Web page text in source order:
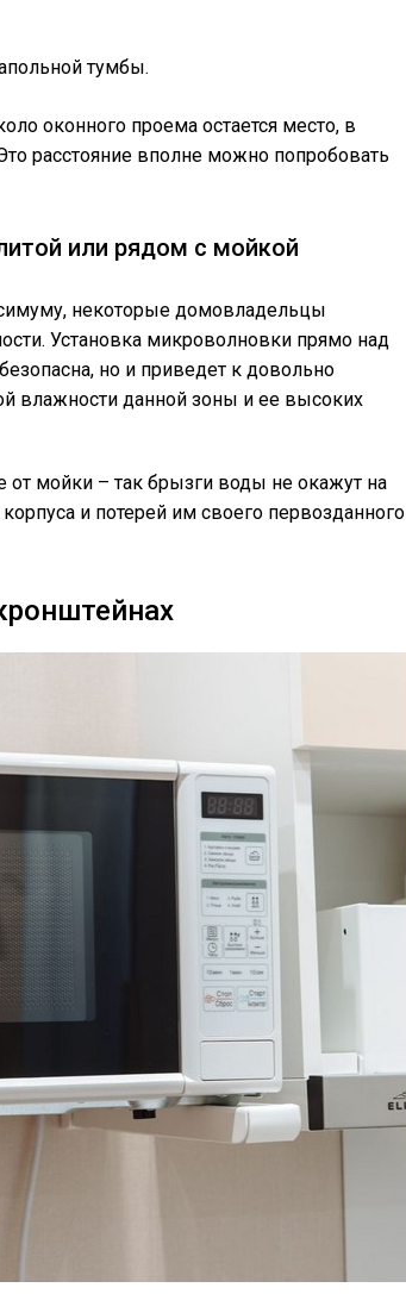
тумбы.
оконного проема остается место, в
расстояние вполне можно попробовать
или рядом с мойкой
некоторые домовладельцы
Установка микроволновки прямо над
но и приведет к довольно
влажности данной зоны и ее высоких
мойки – так брызги воды не окажут на
и потерей им своего первозданного